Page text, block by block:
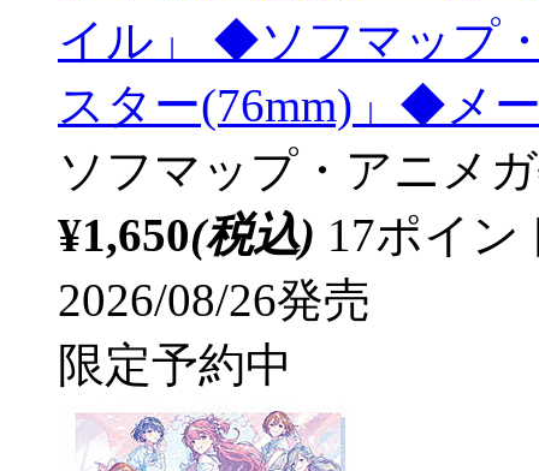
イル」 ◆ソフマップ
スター(76mm)」◆メ
ソフマップ・アニメ
¥1,650(税込) 17ポイ
2026/08/26発売
限定予約中